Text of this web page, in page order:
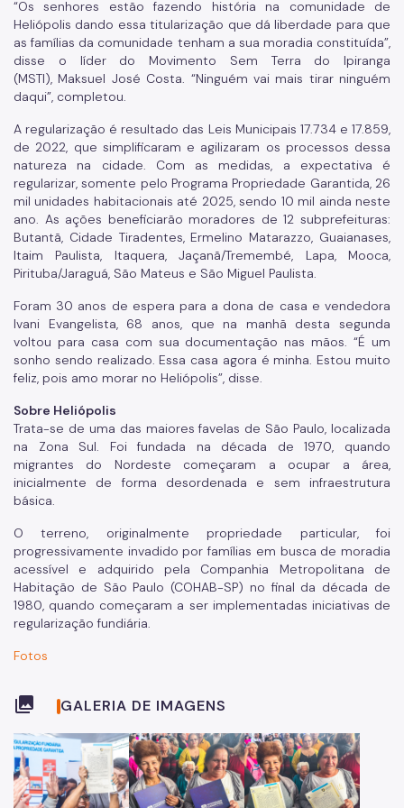
“Os senhores estão fazendo história na comunidade de
Heliópolis dando essa titularização que dá liberdade para que
as famílias da comunidade tenham a sua moradia constituída”,
disse o líder do Movimento Sem Terra do Ipiranga
(MSTI), Maksuel José Costa. “Ninguém vai mais tirar ninguém
daqui”, completou.
A regularização é resultado das Leis Municipais 17.734 e 17.859,
de 2022, que simplificaram e agilizaram os processos dessa
natureza na cidade. Com as medidas, a expectativa é
regularizar, somente pelo Programa Propriedade Garantida, 26
mil unidades habitacionais até 2025, sendo 10 mil ainda neste
ano. As ações beneficiarão moradores de 12 subprefeituras:
Butantã, Cidade Tiradentes, Ermelino Matarazzo, Guaianases,
Itaim Paulista, Itaquera, Jaçanã/Tremembé, Lapa, Mooca,
Pirituba/Jaraguá, São Mateus e São Miguel Paulista.
Foram 30 anos de espera para a dona de casa e vendedora
Ivani Evangelista, 68 anos, que na manhã desta segunda
voltou para casa com sua documentação nas mãos. “É um
sonho sendo realizado. Essa casa agora é minha. Estou muito
feliz, pois amo morar no Heliópolis”, disse.
Sobre Heliópolis
Trata-se de uma das maiores favelas de São Paulo, localizada
na Zona Sul. Foi fundada na década de 1970, quando
migrantes do Nordeste começaram a ocupar a área,
inicialmente de forma desordenada e sem infraestrutura
básica.
O terreno, originalmente propriedade particular, foi
progressivamente invadido por famílias em busca de moradia
acessível e adquirido pela Companhia Metropolitana de
Habitação de São Paulo (COHAB-SP) no final da década de
1980, quando começaram a ser implementadas iniciativas de
regularização fundiária.
Fotos
collections GALERIA DE IMAGENS